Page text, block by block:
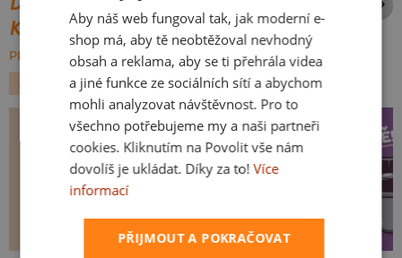
KATEGORIE
PROCHÁZET VŠE:
ZVÍŘÁTKA
SLOVAK
Aby náš web fungoval tak, jak moderní e-
shop má, aby tě neobtěžoval nevhodný
obsah a reklama, aby se ti přehrála videa
a jiné funkce ze sociálních sítí a abychom
mohli analyzovat návštěvnost. Pro to
všechno potřebujeme my a naši partneři
cookies. Kliknutím na Povolit vše nám
dovolíš je ukládat. Díky za to! Více
informací
PŘIJMOUT A POKRAČOVAT